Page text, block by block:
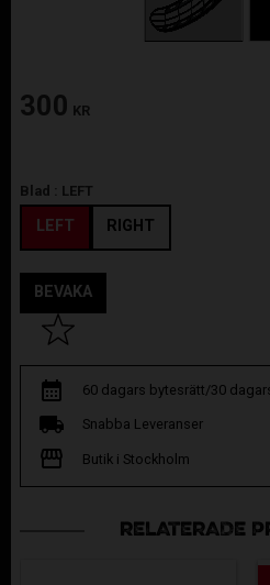
300 KR
Blad : LEFT
LEFT RIGHT
Lägg till i favoriter
BEVAKA
60 dagars bytesrätt/30
Snabba Leveranser
Butik i Stockholm
RELATERADE